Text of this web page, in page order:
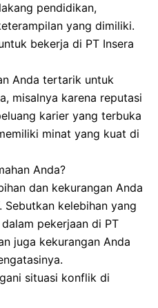
pendidikan,
yang dimiliki.
bekerja di PT Insera
Anda tertarik untuk
misalnya karena reputasi
karier yang terbuka
minat yang kuat di
Anda?
dan kekurangan Anda
kelebihan yang
pekerjaan di PT
juga kekurangan Anda
situasi konflik di